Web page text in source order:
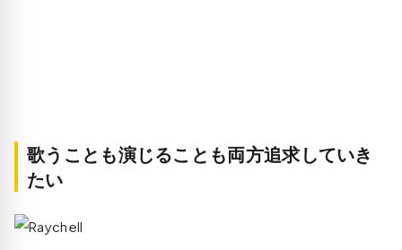
歌うことも演じることも両方追求していき
たい